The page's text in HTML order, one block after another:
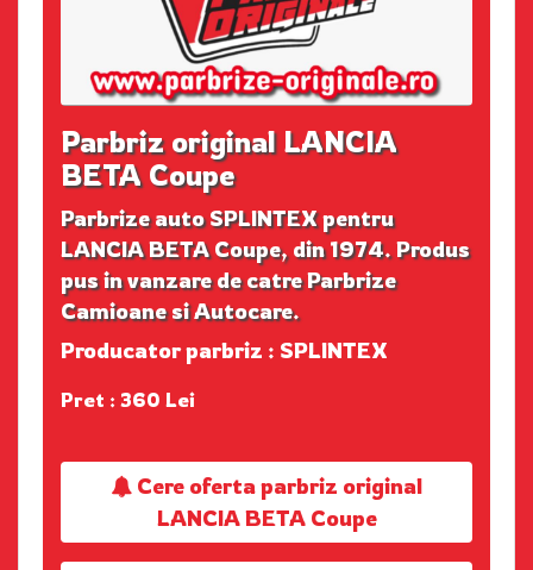
Parbriz original LANCIA
BETA Coupe
Parbrize auto SPLINTEX pentru
LANCIA BETA Coupe, din 1974. Produs
pus in vanzare de catre Parbrize
Camioane si Autocare.
Producator parbriz : SPLINTEX
Pret : 360 Lei
Cere oferta parbriz original
LANCIA BETA Coupe